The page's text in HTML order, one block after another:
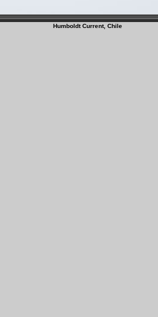
Humboldt Current,